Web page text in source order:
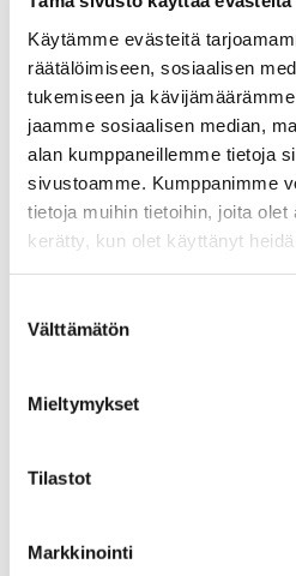
Käytämme evästeitä
räätälöimiseen, sosiaalisen
tukemiseen ja
jaamme sosiaalisen median,
alan kumppaneillemme tietoja
sivustoamme. Kumppanimme
tietoja muihin tietoihin, joita olet
kerätty, kun olet käyttänyt
valinta
Välttämätön
Mieltymykset
Tilastot
Markkinointi
Kohteen
Palvelut ja
Tilat ja
Taloyhtiö